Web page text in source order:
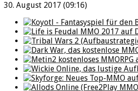
30. August 2017 (09:16)